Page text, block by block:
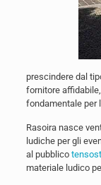
prescindere dal
fornitore
fondamentale per
Rasoira nasce
ludiche per gli
al pubblico
materiale ludico